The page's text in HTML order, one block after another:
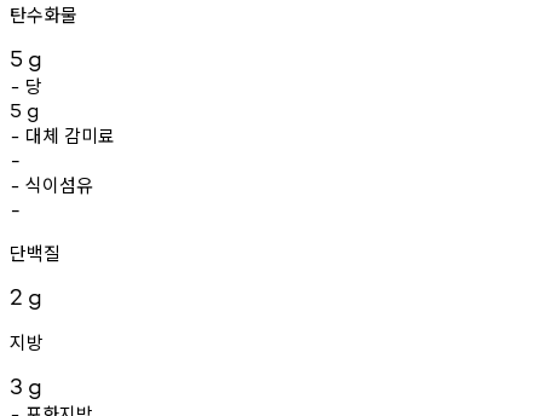
탄수화물
5 g
- 당
5 g
- 대체 감미료
-
- 식이섬유
-
단백질
2 g
지방
3 g